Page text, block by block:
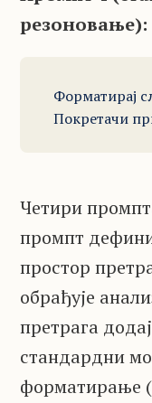
резоновање):
Форматирај
Покретачи
Четири
промпт
простор
обрађује
претрага
стандардни
форматирање